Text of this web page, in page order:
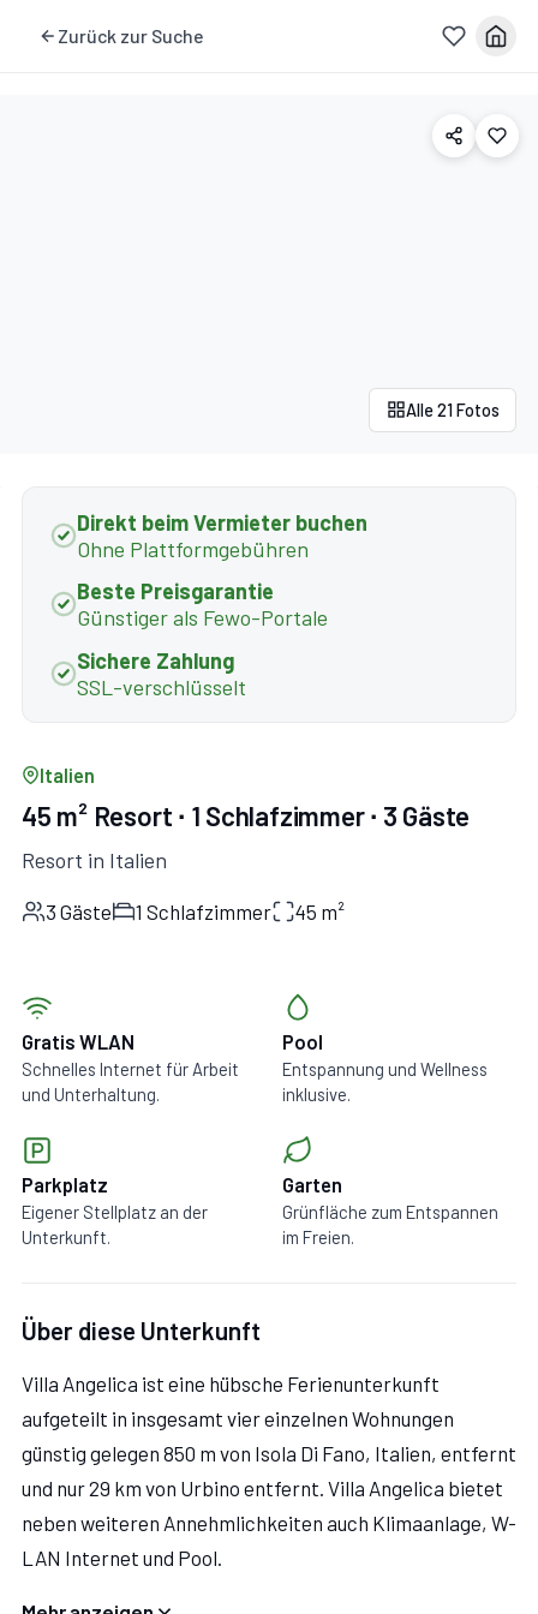
Zurück zur Suche
Alle 21 Fotos
Direkt beim Vermieter buchen
Ohne Plattformgebühren
Beste Preisgarantie
Günstiger als Fewo-Portale
Sichere Zahlung
SSL-verschlüsselt
Italien
45 m² Resort ∙ 1 Schlafzimmer ∙ 3 Gäste
Resort in Italien
3 Gäste 1 Schlafzimmer 45 m²
Gratis WLAN
Schnelles Internet für Arbeit
und Unterhaltung.
Pool
Entspannung und Wellness
inklusive.
Parkplatz
Eigener Stellplatz an der
Unterkunft.
Garten
Grünfläche zum Entspannen
im Freien.
Über diese Unterkunft
Villa Angelica ist eine hübsche Ferienunterkunft
aufgeteilt in insgesamt vier einzelnen Wohnungen
günstig gelegen 850 m von Isola Di Fano, Italien, entfernt
und nur 29 km von Urbino entfernt. Villa Angelica bietet
neben weiteren Annehmlichkeiten auch Klimaanlage, W-
LAN Internet und Pool.